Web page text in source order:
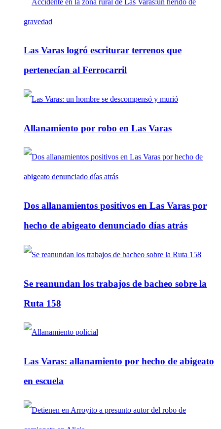
Las Varas logró escriturar terrenos que
pertenecían al Ferrocarril
Allanamiento por robo en Las Varas
Dos allanamientos positivos en Las Varas por
hecho de abigeato denunciado días atrás
Se reanundan los trabajos de bacheo sobre la
Ruta 158
Las Varas: allanamiento por hecho de abigeato
en escuela